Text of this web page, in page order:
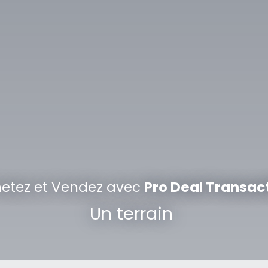
et Vendez avec Pro Deal
Un loc|